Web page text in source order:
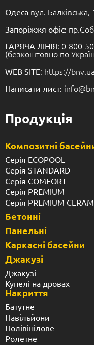
Одеса вул. Балківська,
Запоріжжя офіс:
ГАРЯЧА ЛІНІЯ: 0-800-
(безкоштовно по
WEB SITE: https://bnv.ua
Написати лист:
Продукція
Композитні
Серія ECOPOOL
Серія STANDARD
Серія COMFORT
Серія PREMIUM
Серія PREMIUM
Бетонні
Панельні
Каркасні басейни
Джакузі
Джакузі
Купелі на дровах
Накриття
Батутне
Павільйони
Полівінілове
Ролетне